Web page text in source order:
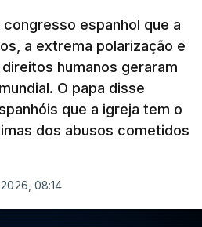
altura, o padre assumiu
uma relação de cariz
15 anos que não quis
espanhol que a
a extrema polarização e
humanos geraram
O papa disse
que a igreja tem o
dos abusos cometidos
08:14